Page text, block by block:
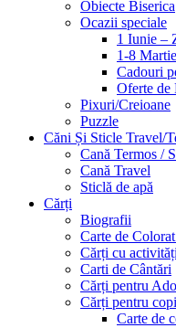
Obiecte Biserica
Ocazii speciale
1 Iunie –
1-8 Martie
Cadouri
Oferte de
Pixuri/Creioane
Puzzle
Căni Și Sticle Travel/
Cană Termos /
Cană Travel
Sticlă de apă
Cărți
Biografii
Carte de
Cărți cu
Carti de Cântări
Cărți pentru
Cărți pentru
Carte de